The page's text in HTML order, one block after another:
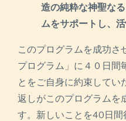
造の純粋な神聖な
ムをサポートし、
このプログラムを成功さ
プログラム」に４０日間
とをご自身に約束してい
返しがこのプログラムを
す。新しいことを40日